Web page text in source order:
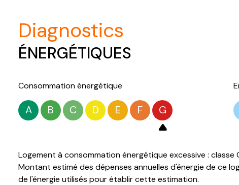
diagnostics
ÉNERGÉTIQUES
Consommation énergétique
A B C D E F G
Logement à consommation énergétique excessive : classe
Montant estimé des dépenses annuelles d'énergie de ce
de l'énergie utilisés pour établir cette estimation.